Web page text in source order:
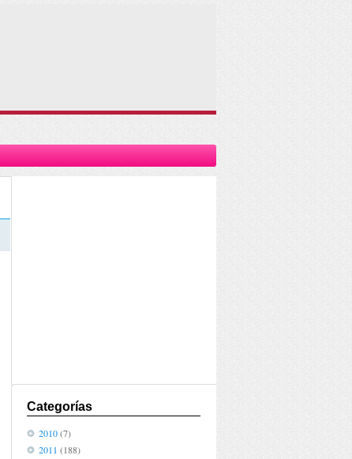
Categorías
2010(7)
2011 (188)